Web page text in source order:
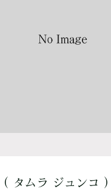
タムラ ジュンコ ）